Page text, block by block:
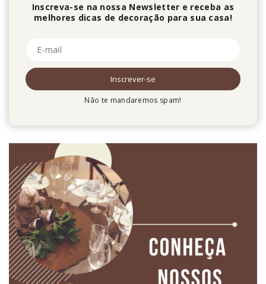
Inscreva-se na nossa Newsletter e receba as
melhores dicas de decoração para sua casa!
Não te mandaremos spam!